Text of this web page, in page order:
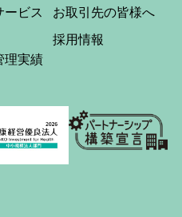
ービス
理実績
お取引先の皆様へ
採用情報